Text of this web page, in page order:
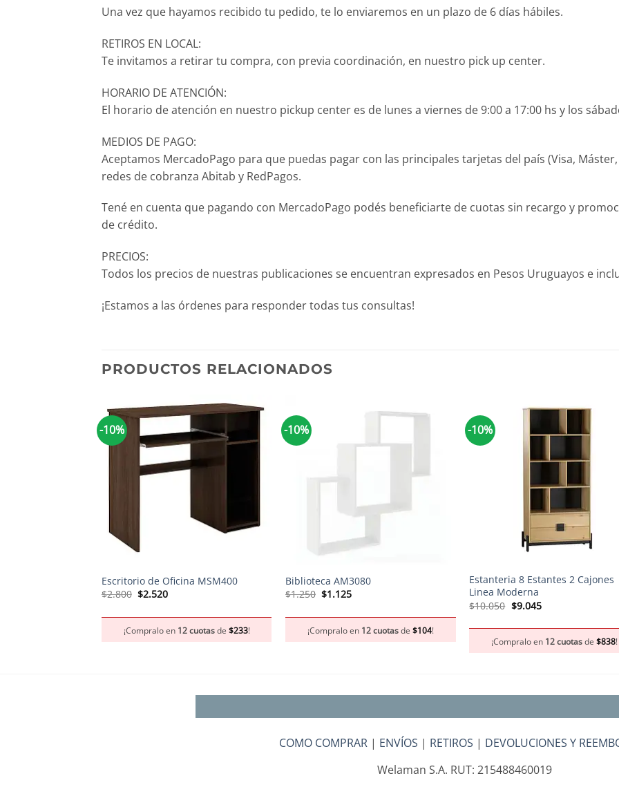
Una vez que hayamos recibido tu pedido, te lo enviaremos en un plazo de 6 días hábiles.
RETIROS EN LOCAL:
Te invitamos a retirar tu compra, con previa coordinación, en nuestro pick up center.
HORARIO DE ATENCIÓN:
El horario de atención en nuestro pickup center es de lunes a viernes de 9:00 a 17:00 hs y los
MEDIOS DE PAGO:
Aceptamos MercadoPago para que puedas pagar con las principales tarjetas del país (Visa,
redes de cobranza Abitab y RedPagos.
Tené en cuenta que pagando con MercadoPago podés beneficiarte de cuotas sin recargo y
de crédito.
PRECIOS:
Todos los precios de nuestras publicaciones se encuentran expresados en Pesos Uruguayos e
¡Estamos a las órdenes para responder todas tus consultas!
PRODUCTOS RELACIONADOS
-10%
Escritorio de Oficina MSM400
$2.800 El
$2.800.
$2.520El
$2.520.
¡Compralo en 12 cuotasde $233!
-10%
Biblioteca AM3080
$1.250 El
$1.250.
$1.125El
$1.125.
¡Compralo en 12 cuotasde $104!
-10%
Estanteria 8 Estantes 2 Cajones
Linea Moderna
$10.050 El
$10.050.
$9.045El
$9.045.
¡Compralo en 12 cuotasde$838!
COMO COMPRAR | ENVÍOS | RETIROS | DEVOLUCIONES Y
Welaman S.A. RUT: 215488460019